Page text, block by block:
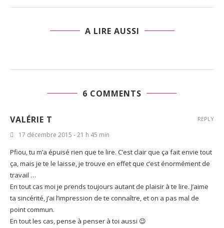
A LIRE AUSSI
6 COMMENTS
VALÉRIE T
17 décembre 2015 - 21 h 45 min
Pfiou, tu m’a épuisé rien que te lire. C’est clair que ça fait envie tout
ça, mais je te le laisse, je trouve en effet que c’est énormément de
travail …
En tout cas moi je prends toujours autant de plaisir à te lire. J’aime
ta sincérité, j’ai l’impression de te connaître, et on a pas mal de
point commun.
En tout les cas, pense à penser à toi aussi 😉
REPLY